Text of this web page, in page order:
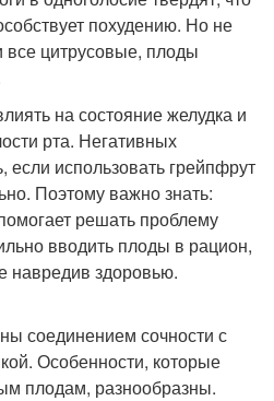
похудению. Но не
все цитрусовые, плоды
на состояние желудка и
рта. Негативных
если использовать грейпфрут
Поэтому важно знать:
решать проблему
вводить плоды в рацион,
навредив здоровью.
соединением сочности с
Особенности, которые
плодам, разнообразны.